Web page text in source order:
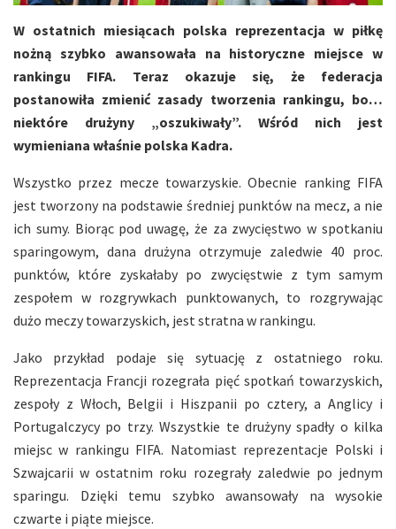
W ostatnich miesiącach polska reprezentacja w piłkę
nożną szybko awansowała na historyczne miejsce w
rankingu FIFA. Teraz okazuje się, że federacja
postanowiła zmienić zasady tworzenia rankingu, bo…
niektóre drużyny „oszukiwały”. Wśród nich jest
wymieniana właśnie polska Kadra.
Wszystko przez mecze towarzyskie. Obecnie ranking FIFA
jest tworzony na podstawie średniej punktów na mecz, a nie
ich sumy. Biorąc pod uwagę, że za zwycięstwo w spotkaniu
sparingowym, dana drużyna otrzymuje zaledwie 40 proc.
punktów, które zyskałaby po zwycięstwie z tym samym
zespołem w rozgrywkach punktowanych, to rozgrywając
dużo meczy towarzyskich, jest stratna w rankingu.
Jako przykład podaje się sytuację z ostatniego roku.
Reprezentacja Francji rozegrała pięć spotkań towarzyskich,
zespoły z Włoch, Belgii i Hiszpanii po cztery, a Anglicy i
Portugalczycy po trzy. Wszystkie te drużyny spadły o kilka
miejsc w rankingu FIFA. Natomiast reprezentacje Polski i
Szwajcarii w ostatnim roku rozegrały zaledwie po jednym
sparingu. Dzięki temu szybko awansowały na wysokie
czwarte i piąte miejsce.